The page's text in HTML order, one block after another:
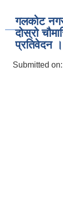
गलकोट
दोस्रो
प्रतिवेदन ।
Submitted on: